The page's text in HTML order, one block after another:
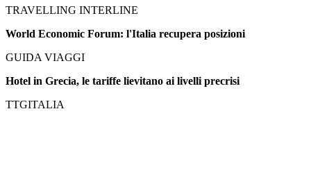
TRAVELLING INTERLINE
World Economic Forum: l'Italia recupera posizioni
GUIDA VIAGGI
Hotel in Grecia, le tariffe lievitano ai livelli precrisi
TTGITALIA